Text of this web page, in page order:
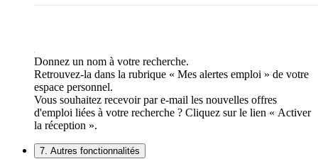
Donnez un nom à votre recherche.
Retrouvez-la dans la rubrique « Mes alertes emploi » de votre
espace personnel.
Vous souhaitez recevoir par e-mail les nouvelles offres
d'emploi liées à votre recherche ? Cliquez sur le lien « Activer
la réception ».
7. Autres fonctionnalités